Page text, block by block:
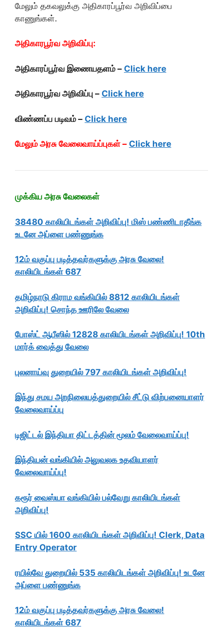
மேலும் தகவலுக்கு அதிகாரப்பூர்வ அறிவிப்பை
காணுங்கள்.
அதிகாரபூர்வ அறிவிப்பு:
அதிகாரப்பூர்வ இணையதளம் – Click here
அதிகாரபூர்வ அறிவிப்பு – Click here
விண்ணப்ப படிவம் – Click here
மேலும் அரசு வேலைவாய்ப்புகள் – Click here
முக்கிய அரசு வேலைகள்
38480 காலியிடங்கள் அறிவிப்பு! மிஸ் பண்ணிடாதீங்க
உடனே அப்ளை பண்ணுங்க
12ம் வகுப்பு படித்தவர்களுக்கு அரசு வேலை!
காலியிடங்கள் 687
தமிழ்நாடு கிராம வங்கியில் 8812 காலியிடங்கள்
அறிவிப்பு! சொந்த ஊரிலே வேலை
போஸ்ட் ஆபீஸில் 12828 காலியிடங்கள் அறிவிப்பு! 10th
மார்க் வைத்து வேலை
புலனாய்வு துறையில் 797 காலியிடங்கள் அறிவிப்பு!
இந்து சமய அறநிலையத்துறையில் சீட்டு விற்பனையாளர்
வேலைவாய்ப்பு
டிஜிட்டல் இந்தியா திட்டத்தின் மூலம் வேலைவாய்ப்பு!
இந்தியன் வங்கியில் அலுவலக உதவியாளர்
வேலைவாய்ப்பு!
கரூர் வைஸ்யா வங்கியில் பல்வேறு காலியிடங்கள்
அறிவிப்பு!
SSC யில் 1600 காலியிடங்கள் அறிவிப்பு! Clerk, Data
Entry Operator
ரயில்வே துறையில் 535 காலியிடங்கள் அறிவிப்பு! உடனே
அப்ளை பண்ணுங்க
12ம் வகுப்பு படித்தவர்களுக்கு அரசு வேலை!
காலியிடங்கள் 687